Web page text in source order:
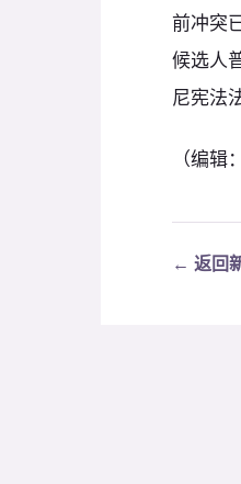
前冲突
候选人
尼宪法
（编辑
← 返回